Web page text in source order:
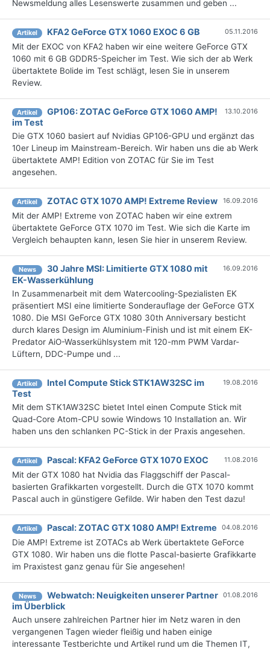
Newsmeldung alles Lesenswerte zusammen und geben ...
Artikel KFA2 GeForce GTX 1060 EXOC 6 GB 05.11.2016
Mit der EXOC von KFA2 haben wir eine weitere GeForce GTX
1060 mit 6 GB GDDR5-Speicher im Test. Wie sich der ab Werk
übertaktete Bolide im Test schlägt, lesen Sie in unserem
Review.
Artikel
GP106: ZOTAC GeForce GTX 1060 AMP!
im Test
13.10.2016
Die GTX 1060 basiert auf Nvidias GP106-GPU und ergänzt das
10er Lineup im Mainstream-Bereich. Wir haben uns die ab Werk
übertaktete AMP! Edition von ZOTAC für Sie im Test
angesehen.
Artikel ZOTAC GTX 1070 AMP! Extreme Review 16.09.2016
Mit der AMP! Extreme von ZOTAC haben wir eine extrem
übertaktete GeForce GTX 1070 im Test. Wie sich die Karte im
Vergleich behaupten kann, lesen Sie hier in unserem Review.
News
30 Jahre MSI: Limitierte GTX 1080 mit
EK-Wasserkühlung
16.09.2016
In Zusammenarbeit mit dem Watercooling-Spezialisten EK
präsentiert MSI eine limitierte Sonderauflage der GeForce GTX
1080. Die MSI GeForce GTX 1080 30th Anniversary besticht
durch klares Design im Aluminium-Finish und ist mit einem EK-
Predator AiO-Wasserkühlsystem mit 120-mm PWM Vardar-
Lüftern, DDC-Pumpe und ...
Artikel
Intel Compute Stick STK1AW32SC im
Test
19.08.2016
Mit dem STK1AW32SC bietet Intel einen Compute Stick mit
Quad-Core Atom-CPU sowie Windows 10 Installation an. Wir
haben uns den schlanken PC-Stick in der Praxis angesehen.
Artikel Pascal: KFA2 GeForce GTX 1070 EXOC 11.08.2016
Mit der GTX 1080 hat Nvidia das Flaggschiff der Pascal-
basierten Grafikkarten vorgestellt. Durch die GTX 1070 kommt
Pascal auch in günstigere Gefilde. Wir haben den Test dazu!
Artikel Pascal: ZOTAC GTX 1080 AMP! Extreme 04.08.2016
Die AMP! Extreme ist ZOTACs ab Werk übertaktete GeForce
GTX 1080. Wir haben uns die flotte Pascal-basierte Grafikkarte
im Praxistest ganz genau für Sie angesehen!
News
Webwatch: Neuigkeiten unserer Partner
im Überblick
01.08.2016
Auch unsere zahlreichen Partner hier im Netz waren in den
vergangenen Tagen wieder fleißig und haben einige
interessante Testberichte und Artikel rund um die Themen IT,